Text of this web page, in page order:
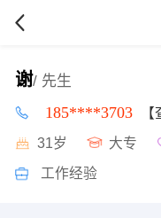
谢/ 先生
185****3703
31岁 大专
工作经验